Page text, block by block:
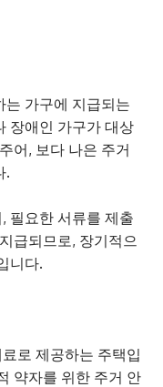
는 가구에 지급되는
장애인 가구가 대상
어, 보다 나은 주거
.
필요한 서류를 제출
급되므로, 장기적으
니다.
로 제공하는 주택입
약자를 위한 주거 안